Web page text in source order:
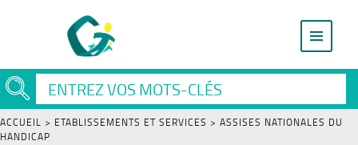
ACCUEIL > ETABLISSEMENTS ET SERVICES > ASSISES NATIONALES DU
HANDICAP